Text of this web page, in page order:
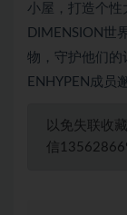
小屋，打造个性
DIMENSION世
物，守护他们的
ENHYPEN成员
以免失联收
信